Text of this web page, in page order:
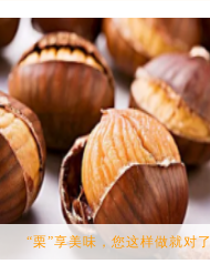
“栗”享美味，您这样做就对